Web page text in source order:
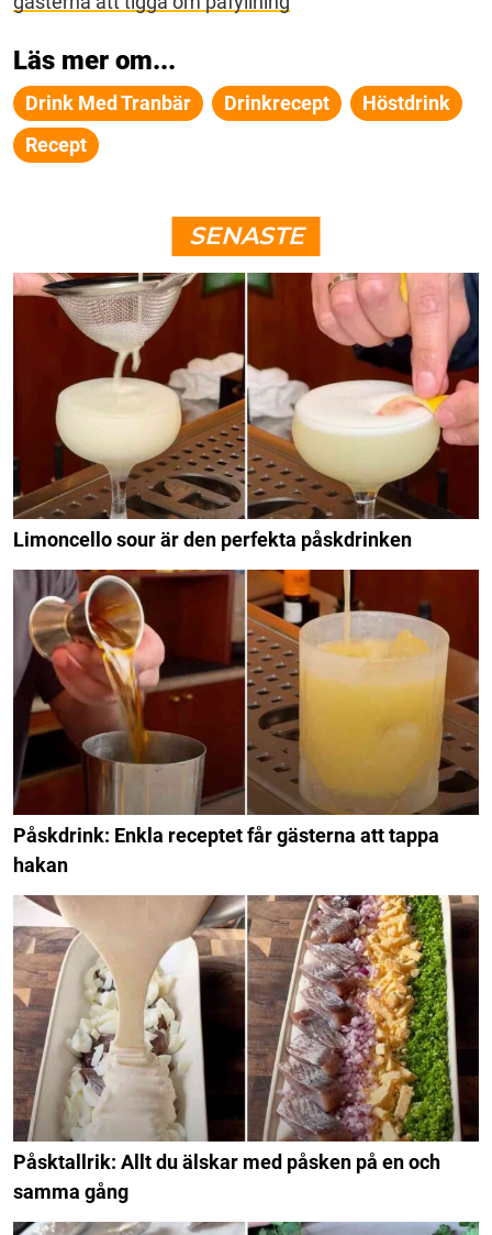
Läs mer om...
Drink Med Tranbär Drinkrecept
Höstdrink
Recept
SENASTE
Limoncello sour är den perfekta påskdrinken
Påskdrink: Enkla receptet får gästerna att tappa
hakan
Påsktallrik: Allt du älskar med påsken på en och
samma gång